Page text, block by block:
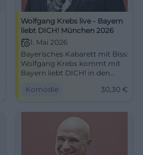
Wolfgang Krebs live - Bayern
liebt DICH! München 2026
1. Mai 2026
Bayerisches Kabarett mit Biss:
Wolfgang Krebs kommt mit
Bayern liebt DICH! in den
18:00 Uhr, Beginn 20:00 Uhr.
Komödie 30,30 €